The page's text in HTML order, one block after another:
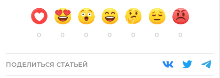
0 0 0 0 0 0 0
ПОДЕЛИТЬСЯ СТАТЬЕЙ